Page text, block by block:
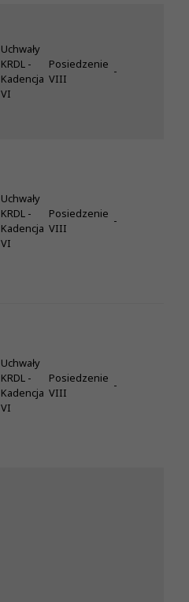
Uchwały
KRDL -
Kadencja
VI
Posiedzenie
VIII
-
Uchwały
KRDL -
Kadencja
VI
Posiedzenie
VIII
-
Uchwały
KRDL -
Kadencja
VI
Posiedzenie
VIII
-